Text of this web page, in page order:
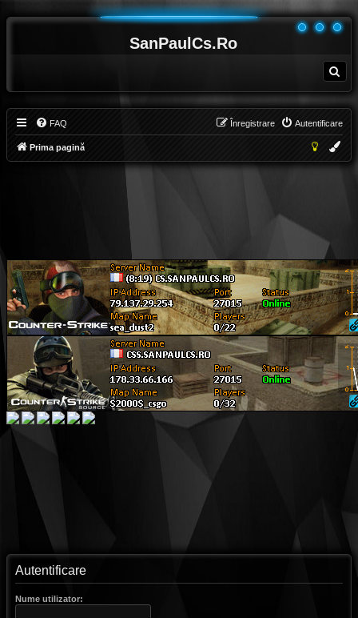
SanPaulCs.Ro
ă
t
e
FAQ Autentificare
Înregistrare
Prima pagină
Autentificare
Nume utilizator: